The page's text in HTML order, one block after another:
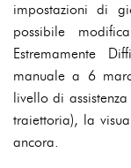
impostazioni di
possibile
Estremamente
manuale a 6
livello di
traiettoria), la
ancora.